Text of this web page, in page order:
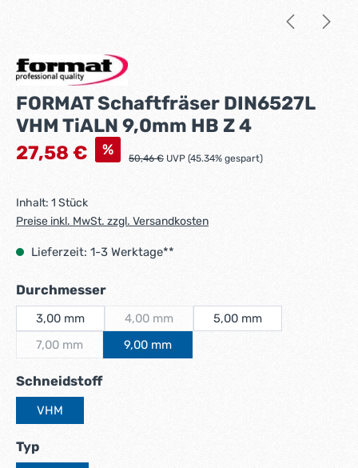
FORMAT Schaftfräser DIN6527L
VHM TiALN 9,0mm HB Z 4
Verkaufspreis:
27,58 € % Regulärer Preis:
50,46 € UVP (45.34% gespart)
Inhalt: 1 Stück
Preise inkl. MwSt. zzgl. Versandkosten
Lieferzeit: 1-3 Werktage**
Durchmesserauswählen
3,00 mm 4,00 mm
(Diese Option ist zurzeit nicht verfügbar.)
5,00 mm
7,00 mm
(Diese Option ist zurzeit nicht verfügbar.)
9,00 mm
Schneidstoffauswählen
VHM
Typauswählen